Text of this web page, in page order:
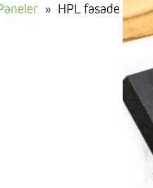
» HPL fasade